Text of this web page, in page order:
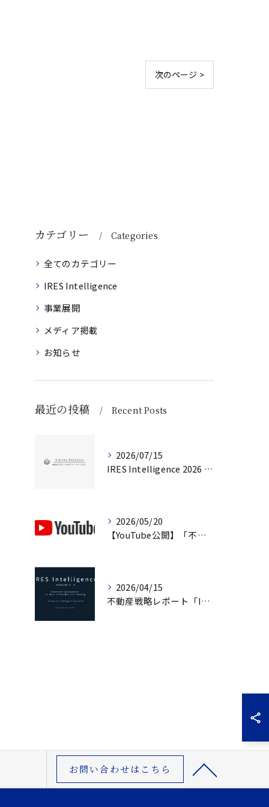
次のページ >
カテゴリー Categories
全てのカテゴリー
IRES Intelligence
事業展開
メディア掲載
お知らせ
最近の投稿 Recent Posts
2026/07/15
IRES Intelligence 2026 Q2（第2号）を公開しました
2026/05/20
【YouTube公開】「不動産は『資産』ではない」｜企業不動産を経営判断で考えるCRE戦略
2026/04/15
不動産戦略レポート「IRES Intelligence」創刊｜市場構造から読み解く意思決定
お問い合わせはこちら